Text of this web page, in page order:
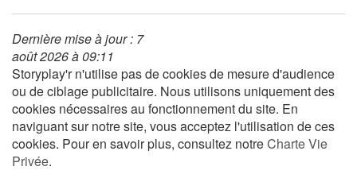
Dernière mise à jour : 7
août 2026 à 09:11
Storyplay'r n'utilise pas de cookies de mesure d'audience
ou de ciblage publicitaire. Nous utilisons uniquement des
cookies nécessaires au fonctionnement du site. En
naviguant sur notre site, vous acceptez l'utilisation de ces
cookies. Pour en savoir plus, consultez notreCharte Vie
Privée.